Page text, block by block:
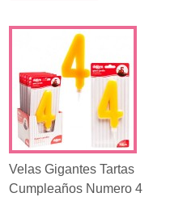
Velas Gigantes Tartas
Cumpleaños Numero 4